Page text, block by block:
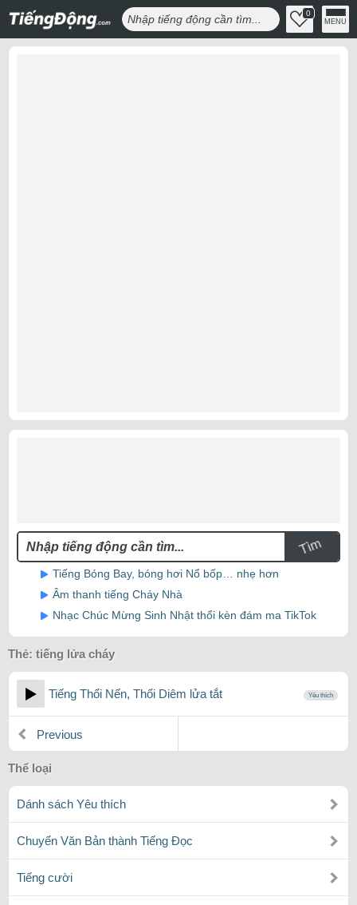
0
MENU
Tìm
Tiếng Bóng Bay, bóng hơi Nổ bốp… nhẹ hơn
Âm thanh tiếng Cháy Nhà
Nhạc Chúc Mừng Sinh Nhật thổi kèn đám ma TikTok
Thẻ: tiếng lửa cháy
Tiếng Thổi Nến, Thổi Diêm lửa tắt Yêu thích
Previous
Thể loại
Dánh sách Yêu thích
Chuyển Văn Bản thành Tiếng Đọc
Tiếng cười